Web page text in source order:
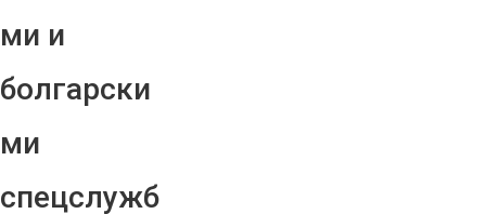
ми и
болгарски
ми
спецслужб